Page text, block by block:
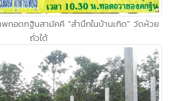
พทอดกฐินสามัคคี "สำนึกในบ้านเกิด" วัดห้วย
ถั่วใต้